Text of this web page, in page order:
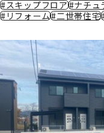
#スキップフロア#ナチュ
#リフォーム#二世帯住宅